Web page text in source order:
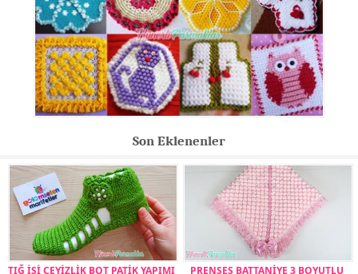
Son Eklenenler
TIĞ İŞİ ÇEYİZLİK BOT PATİK YAPIMI
PRENSES BATTANİYE 3 BOYUTLU